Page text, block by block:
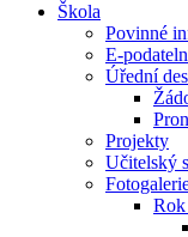
Škola
Povinné
E-
Úřední
Projekty
Učitelský
Rok